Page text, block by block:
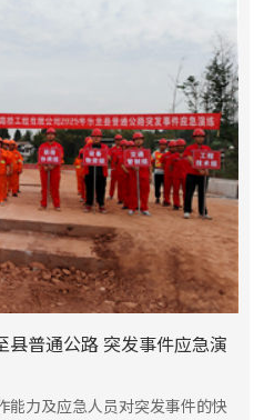
普通公路 突发事件应急演
能力及应急人员对突发事件的快